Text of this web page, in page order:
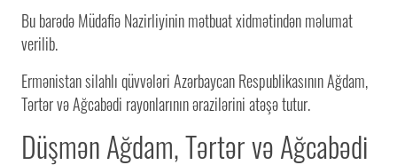
Düşmən Ağdam, Tərtər və Ağcabədi
Ermənistan silahlı qüvvələri Azərbaycan Respublikasının Ağdam,
Tərtər və Ağcabədi rayonlarının ərazilərini atəşə tutur.
Bu barədə Müdafiə Nazirliyinin mətbuat xidmətindən məlumat
verilib.